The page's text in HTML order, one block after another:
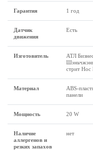
Гарантия 1 год
Датчик
движения
Есть
Изготовитель
АТЛ
стрит Нос
Материал
ABS-
панели
Мощность 20 W
Наличие
аллергенов и
резких запахов
нет